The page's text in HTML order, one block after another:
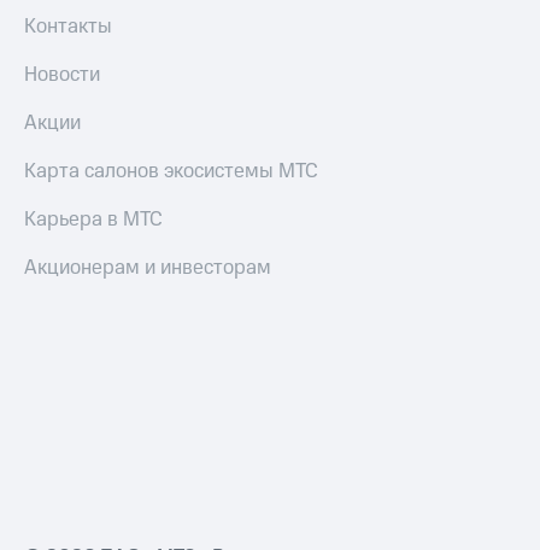
Контакты
Новости
Акции
Карта салонов экосистемы МТС
Карьера в МТС
Акционерам и инвесторам